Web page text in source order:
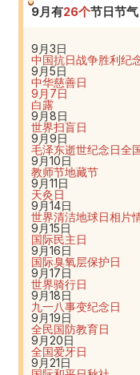
9月有26个节日节气
9月3日
中国抗日战争胜利纪
9月5日
中华慈善日
9月7日
白露
9月8日
世界扫盲日
9月9日
毛泽东逝世纪念日全
9月10日
教师节地藏节
9月11日
天灸日
9月14日
世界清洁地球日相片
9月15日
国际民主日
9月16日
国际臭氧层保护日
9月17日
世界骑行日
9月18日
九一八事变纪念日
9月19日
全民国防教育日
9月20日
全国爱牙日
9月21日